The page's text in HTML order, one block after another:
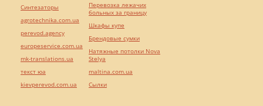
Синтезаторы
agrotechnika.com.ua
perevod.agency
europeservice.com.ua
mk-translations.ua
текст юа
kievperevod.com.ua
Перевозка лежачих
больных за границу
Шкафы купе
Брендовые сумки
Натяжные потолки Nova
Stelya
maltina.com.ua
Cылки